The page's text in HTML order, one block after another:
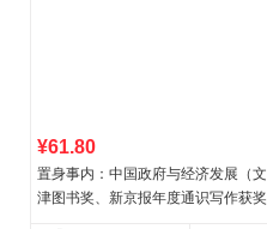
¥61.80
置身事内：中国政府与经济发展（文
津图书奖、新京报年度通识写作获奖